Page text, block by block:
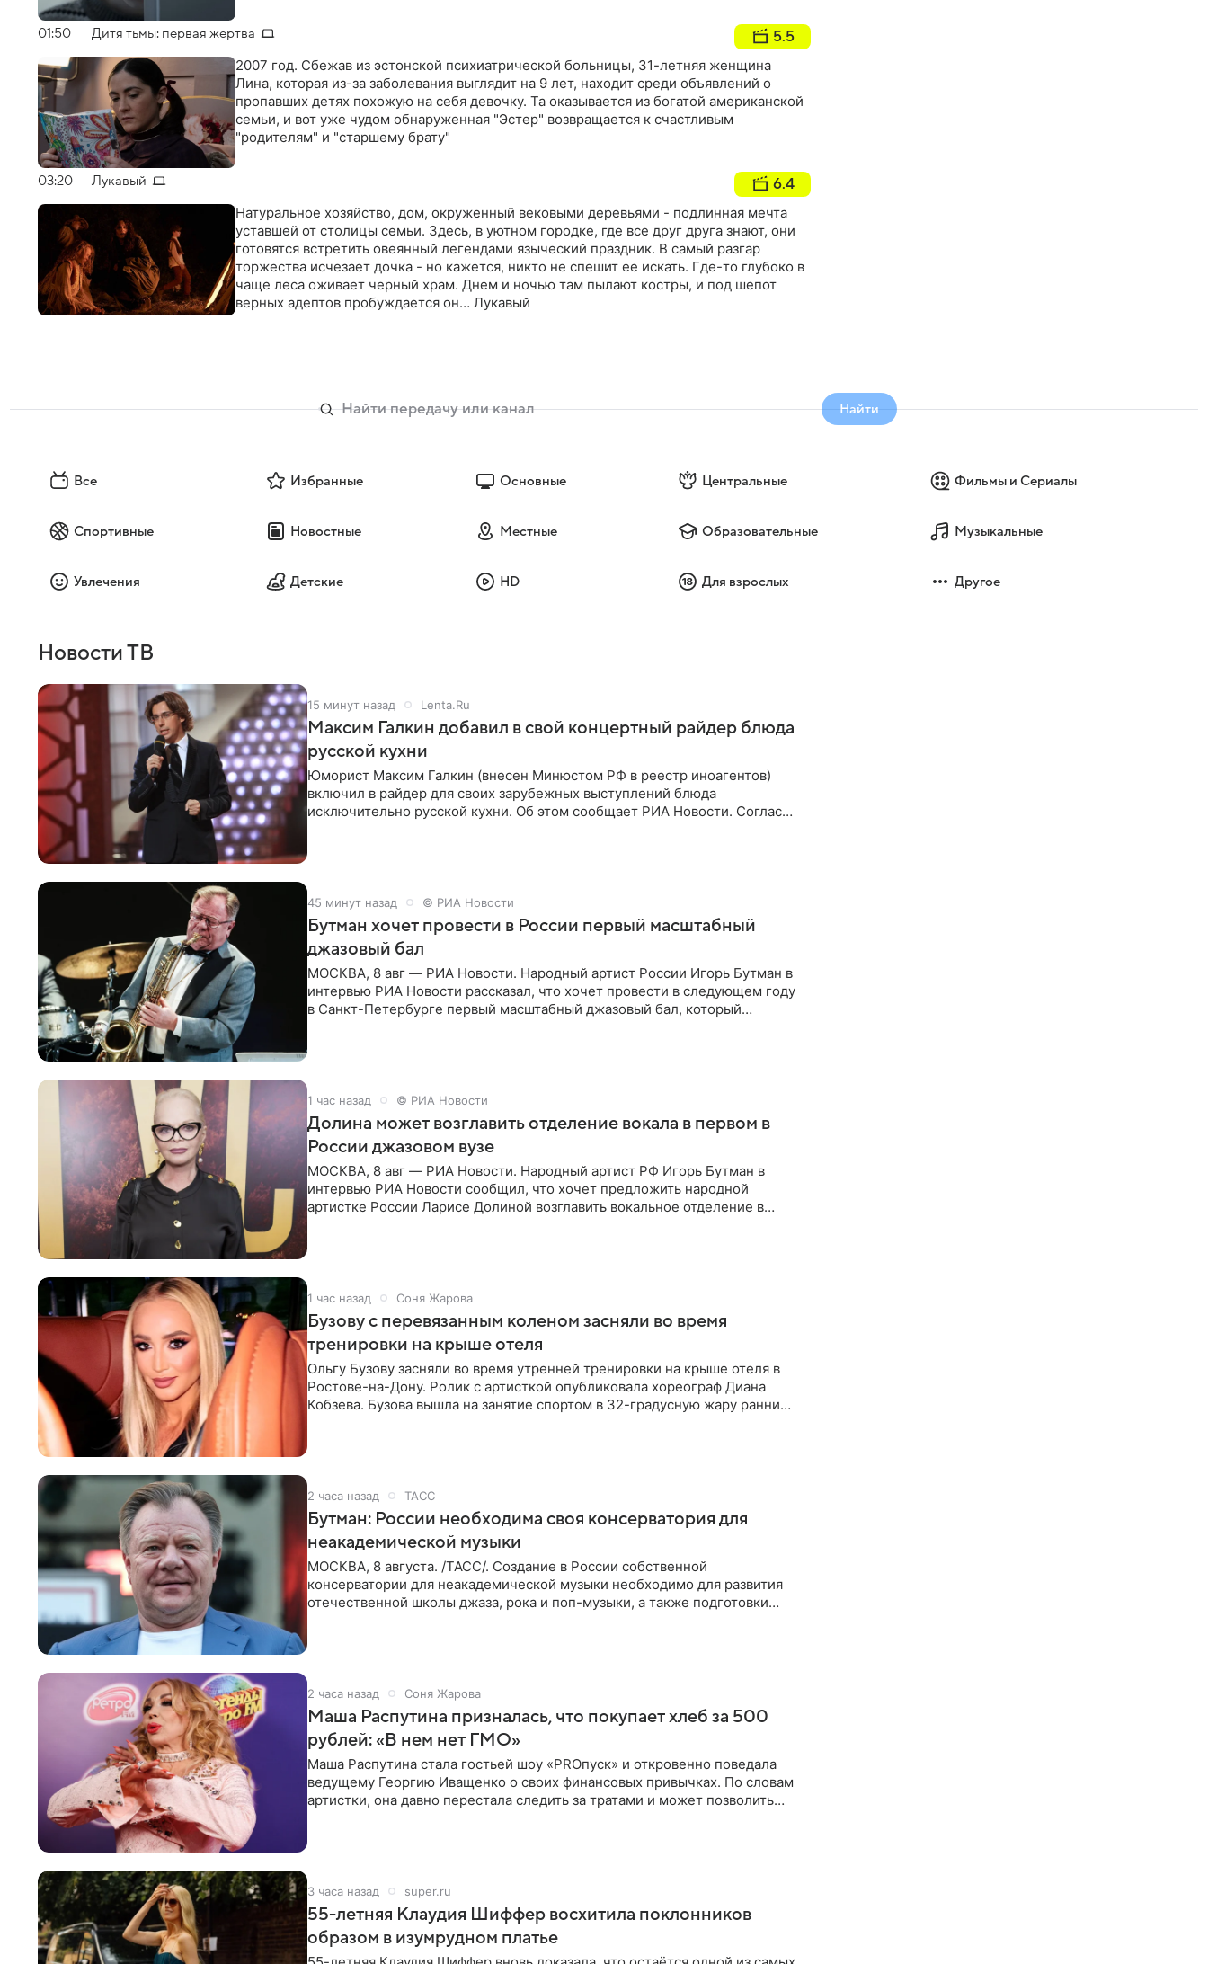
01:50 Дитя тьмы: первая жертва 5.5
2007 год. Сбежав из эстонской психиатрической больницы, 31-летняя женщина
Лина, которая из-за заболевания выглядит на 9 лет, находит среди объявлений о
пропавших детях похожую на себя девочку. Та оказывается из богатой американской
семьи, и вот уже чудом обнаруженная "Эстер" возвращается к счастливым
"родителям" и "старшему брату"
03:20 Лукавый 6.4
Натуральное хозяйство, дом, окруженный вековыми деревьями - подлинная мечта
уставшей от столицы семьи. Здесь, в уютном городке, где все друг друга знают, они
готовятся встретить овеянный легендами языческий праздник. В самый разгар
торжества исчезает дочка - но кажется, никто не спешит ее искать. Где-то глубоко в
чаще леса оживает черный храм. Днем и ночью там пылают костры, и под шепот
верных адептов пробуждается он… Лукавый
Найти
Все Избранные Основные Центральные Фильмы и Сериалы
Спортивные Новостные Местные Образовательные Музыкальные
Увлечения Детские HD Для взрослых Другое
Новости ТВ
15 минут назад Lenta.Ru
Максим Галкин добавил в свой концертный райдер блюда
русской кухни
Юморист Максим Галкин (внесен Минюстом РФ в реестр иноагентов)
включил в райдер для своих зарубежных выступлений блюда
исключительно русской кухни. Об этом сообщает РИА Новости. Согласно
45 минут назад © РИА Новости
Бутман хочет провести в России первый масштабный
джазовый бал
МОСКВА, 8 авг — РИА Новости. Народный артист России Игорь Бутман в
интервью РИА Новости рассказал, что хочет провести в следующем году
в Санкт-Петербурге первый масштабный джазовый бал, который
1 час назад © РИА Новости
Долина может возглавить отделение вокала в первом в
России джазовом вузе
МОСКВА, 8 авг — РИА Новости. Народный артист РФ Игорь Бутман в
интервью РИА Новости сообщил, что хочет предложить народной
артистке России Ларисе Долиной возглавить вокальное отделение в
1 час назад Соня Жарова
Бузову с перевязанным коленом засняли во время
тренировки на крыше отеля
Ольгу Бузову засняли во время утренней тренировки на крыше отеля в
Ростове-на-Дону. Ролик с артисткой опубликовала хореограф Диана
Кобзева. Бузова вышла на занятие спортом в 32-градусную жару ранним
2 часа назад ТАСС
Бутман: России необходима своя консерватория для
неакадемической музыки
МОСКВА, 8 августа. /ТАСС/. Создание в России собственной
консерватории для неакадемической музыки необходимо для развития
отечественной школы джаза, рока и поп-музыки, а также подготовки
2 часа назад Соня Жарова
Маша Распутина призналась, что покупает хлеб за 500
рублей: «В нем нет ГМО»
Маша Распутина стала гостьей шоу «PROпуск» и откровенно поведала
ведущему Георгию Иващенко о своих финансовых привычках. По словам
артистки, она давно перестала следить за тратами и может позволить
3 часа назад super.ru
55-летняя Клаудия Шиффер восхитила поклонников
образом в изумрудном платье